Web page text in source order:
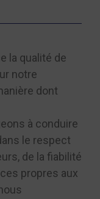
la qualité de
notre
dont
à conduire
le respect
de la fiabilité
propres aux